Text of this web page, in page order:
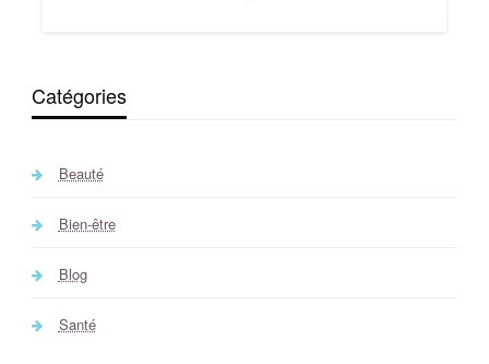
Catégories
Beauté
Bien-être
Blog
Santé